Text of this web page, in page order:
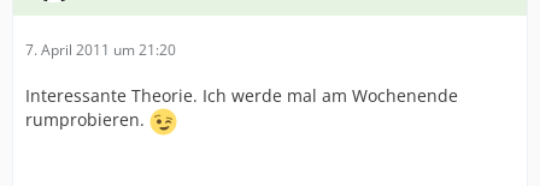
7. April 2011 um 21:20
Interessante Theorie. Ich werde mal am Wochenende
rumprobieren.